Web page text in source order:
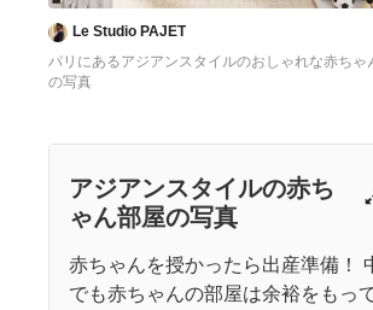
Le Studio PAJET
パリにあるアジアンスタイルのおしゃれな赤ちゃ
の写真
アジアンスタイルの赤ち
ゃん部屋の写真
赤ちゃんを授かったら出産準備！
でも赤ちゃんの部屋は余裕をもっ